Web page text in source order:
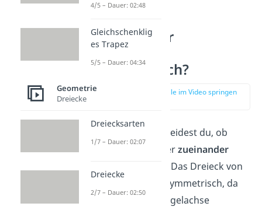
In sich oder
zueinander
symmetrisch?
zur Stelle im Video springen
Erstmal unterscheidest du, ob
etwas
oderzueinander
ist. Das Dreieck von
symmetrisch, da
du es an der Spiegelachse
4/5 – Dauer: 02:48
Gleichschenklig
es Trapez
5/5 – Dauer: 04:34
Geometrie
Dreiecke
Dreiecksarten
1/7 – Dauer: 02:07
Dreiecke
2/7 – Dauer: 02:50